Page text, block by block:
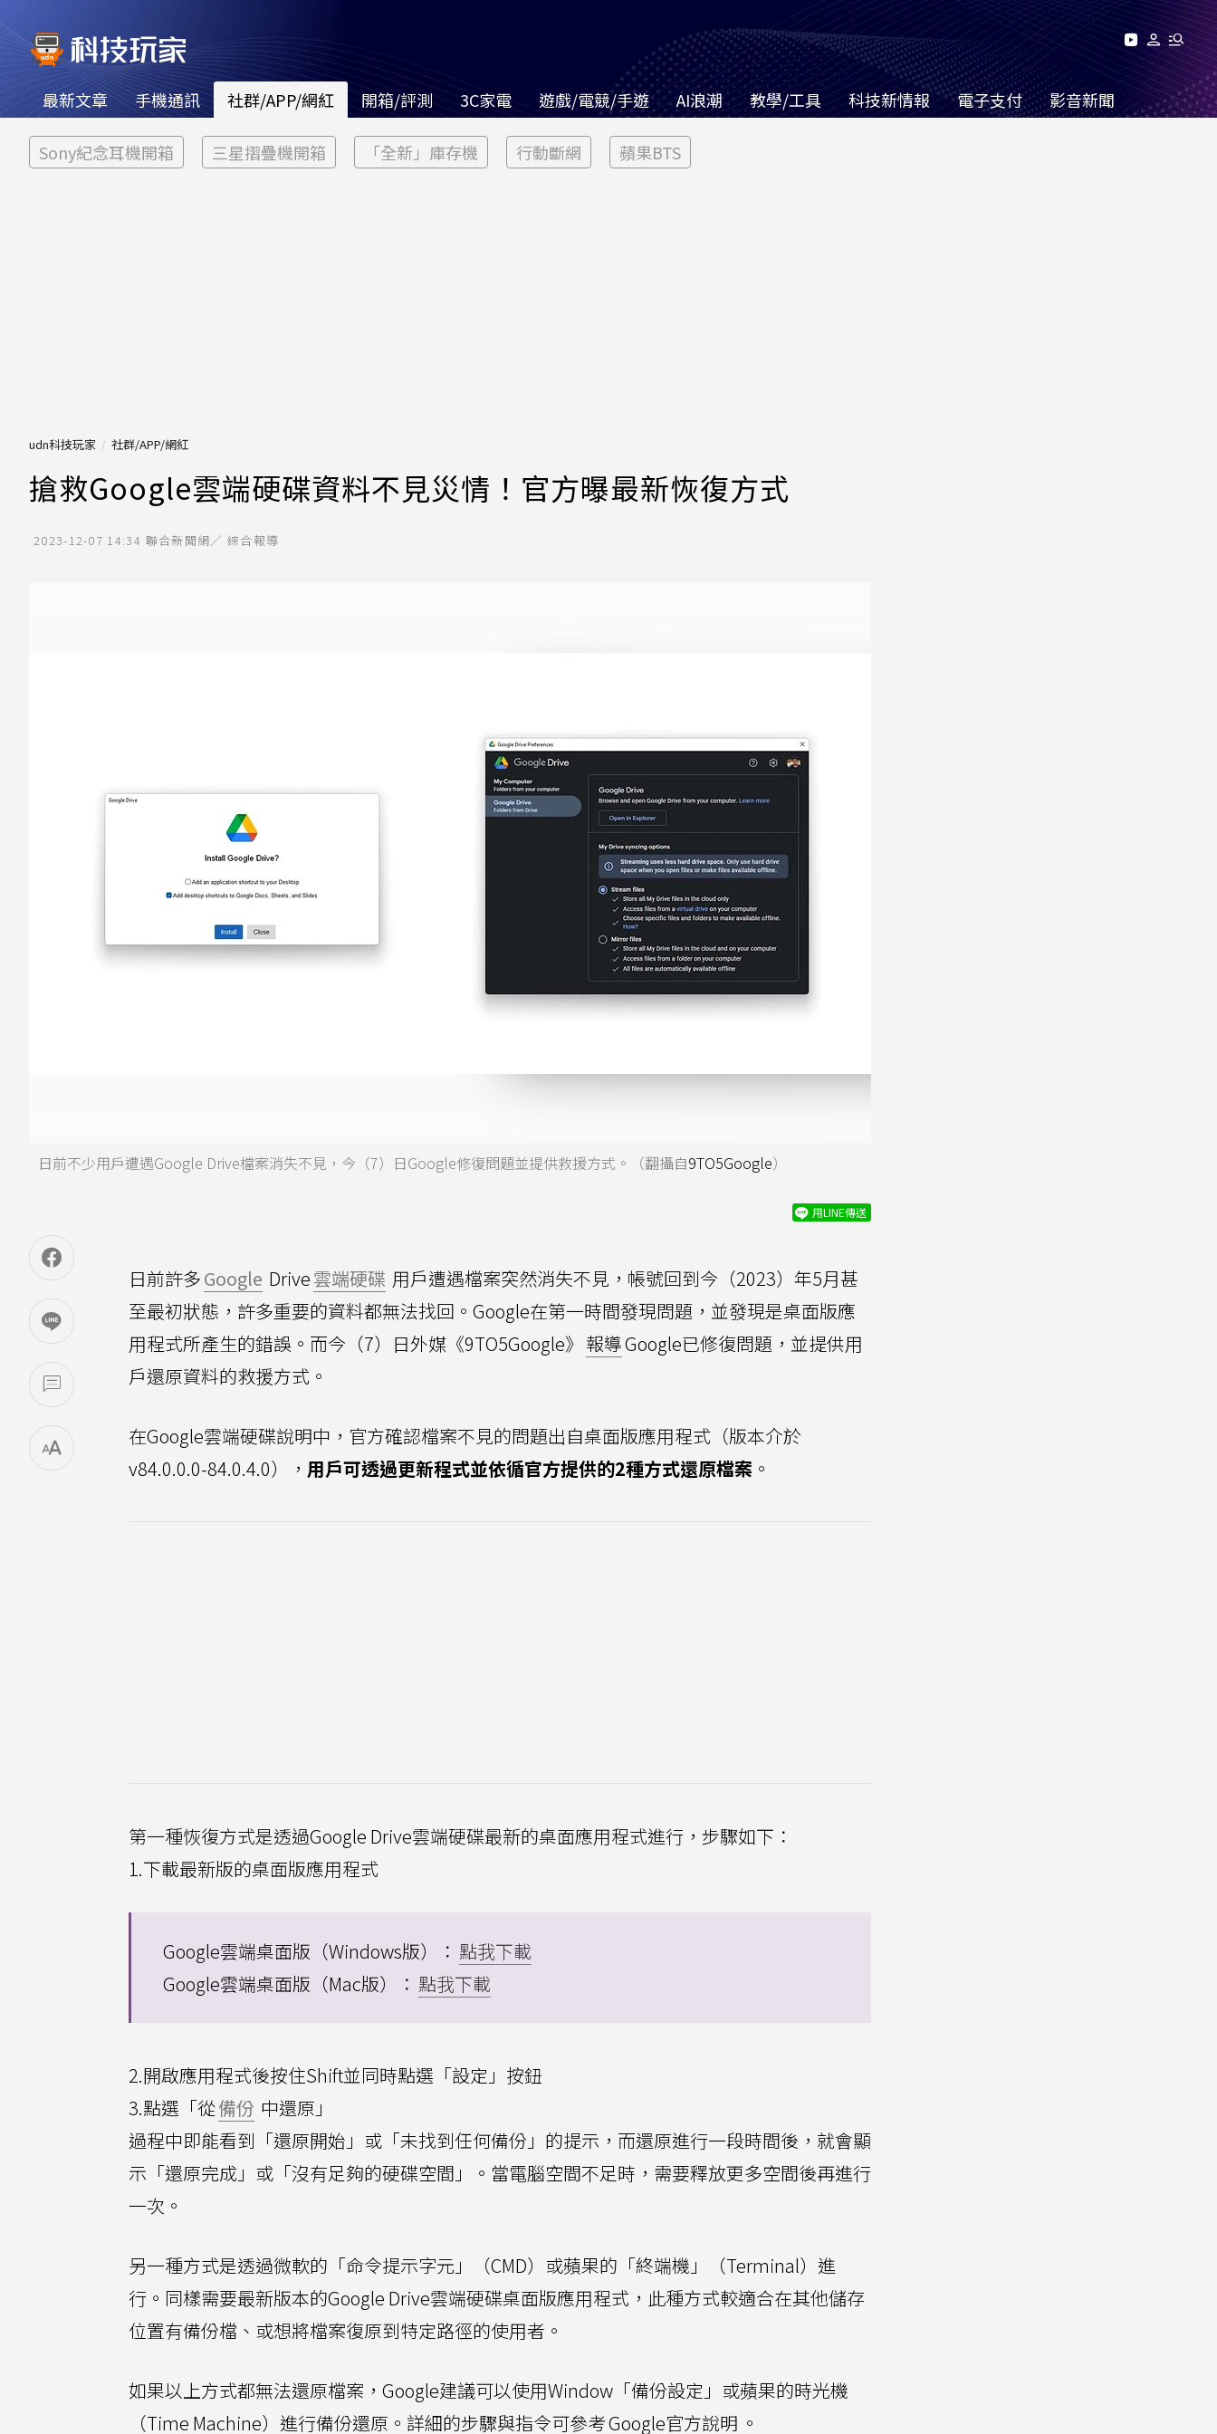
最新文章 手機通訊 社群/APP/網紅 開箱/評測 3C家電 遊戲/電競/手遊 AI浪潮 教學/工具 科技新情報 電子支付 影音新聞
Sony紀念耳機開箱 三星摺疊機開箱 「全新」庫存機 行動斷網 蘋果BTS
udn科技玩家 社群/APP/網紅
搶救Google雲端硬碟資料不見災情！官方曝最新恢復方式
2023-12-07 14:34 聯合新聞網／ 綜合報導
日前不少用戶遭遇Google Drive檔案消失不見，今（7）日Google修復問題並提供救援方式。（翻攝自9TO5Google）
用LINE傳送
日前許多Google Drive雲端硬碟 用戶遭遇檔案突然消失不見，帳號回到今（2023）年5月甚
至最初狀態，許多重要的資料都無法找回。Google在第一時間發現問題，並發現是桌面版應
用程式所產生的錯誤。而今（7）日外媒《9TO5Google》 報導Google已修復問題，並提供用
戶還原資料的救援方式。
在Google雲端硬碟說明中，官方確認檔案不見的問題出自桌面版應用程式（版本介於
v84.0.0.0-84.0.4.0）， 用戶可透過更新程式並依循官方提供的2種方式還原檔案 。
第一種恢復方式是透過Google Drive雲端硬碟最新的桌面應用程式進行，步驟如下：
1.下載最新版的桌面版應用程式
Google雲端桌面版（Windows版）： 點我下載
Google雲端桌面版（Mac版）： 點我下載
2.開啟應用程式後按住Shift並同時點選「設定」按鈕
3.點選「從備份 中還原」
過程中即能看到「還原開始」或「未找到任何備份」的提示，而還原進行一段時間後，就會顯
示「還原完成」或「沒有足夠的硬碟空間」。當電腦空間不足時，需要釋放更多空間後再進行
一次。
另一種方式是透過微軟的「命令提示字元」（CMD）或蘋果的「終端機」（Terminal）進
行。同樣需要最新版本的Google Drive雲端硬碟桌面版應用程式，此種方式較適合在其他儲存
位置有備份檔、或想將檔案復原到特定路徑的使用者。
如果以上方式都無法還原檔案，Google建議可以使用Window「備份設定」或蘋果的時光機
（Time Machine）進行備份還原。詳細的步驟與指令可參考Google官方說明 。